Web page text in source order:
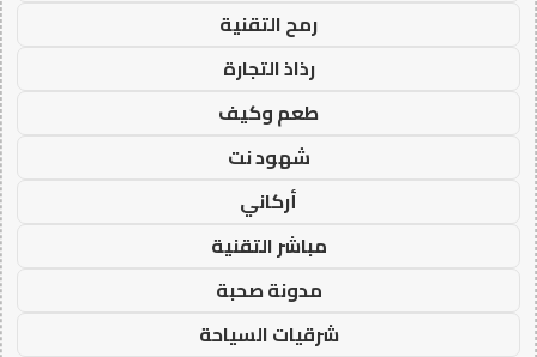
رمح التقنية
رذاذ التجارة
طعم وكيف
شهود نت
أركاني
مباشر التقنية
مدونة صحبة
شرقيات السياحة